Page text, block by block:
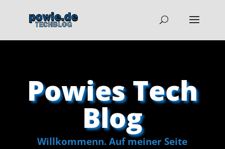
Powies Tech
Blog
Willkommenn. Auf meiner Seite